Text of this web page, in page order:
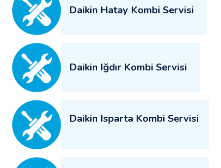
Daikin Hatay Kombi Servisi
Daikin Iğdır Kombi Servisi
Daikin Isparta Kombi Servisi